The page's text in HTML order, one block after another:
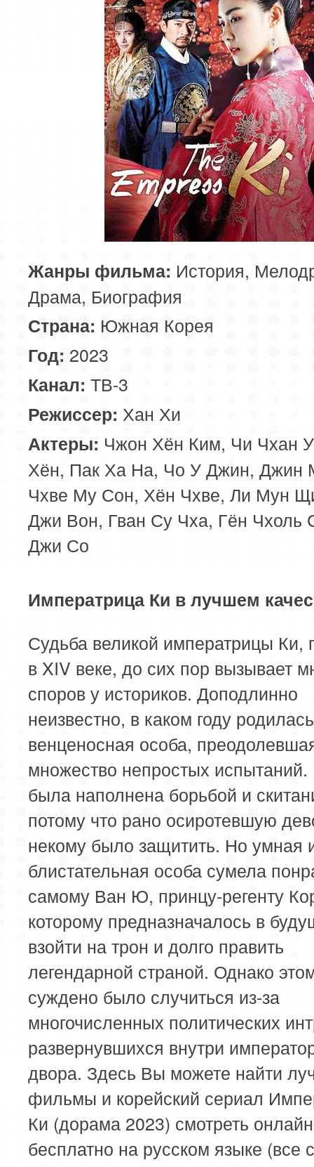
Жанры фильма: История,
Драма, Биография
Страна: Южная Корея
Год: 2023
Канал: ТВ-3
Режиссер: Хан Хи
Актеры: Чжон Хён Ким, Чи Чхан
Хён, Пак Ха На, Чо У Джин, Джин
Чхве Му Сон, Хён Чхве, Ли Мун
Джи Вон, Гван Су Чха, Гён Чхоль
Джи Со
Императрица Ки в лучшем
Судьба великой императрицы Ки,
в XIV веке, до сих пор вызывает
споров у историков. Доподлинно
неизвестно, в каком году
венценосная особа,
множество непростых
была наполнена борьбой и
потому что рано осиротевшую
некому было защитить. Но умная
блистательная особа сумела
самому Ван Ю, принцу-регенту
которому предназначалось в
взойти на трон и долго править
легендарной страной. Однако
суждено было случиться из-за
многочисленных политических
развернувшихся внутри
двора. Здесь Вы можете найти
фильмы и корейский сериал
Ки (дорама 2023) смотреть онлайн
бесплатно на русском языке (все